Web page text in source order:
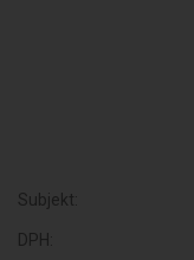
Subjekt:
DPH: